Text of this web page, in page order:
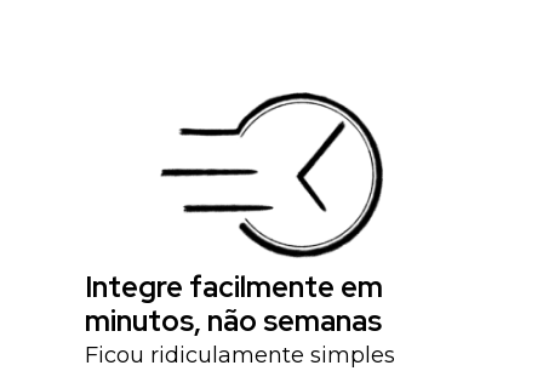
Integre facilmente em
minutos, não semanas
Ficou ridiculamente simples